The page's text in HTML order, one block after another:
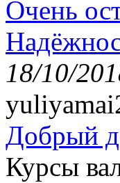
Очень
18/10/
Добрый
Курсы